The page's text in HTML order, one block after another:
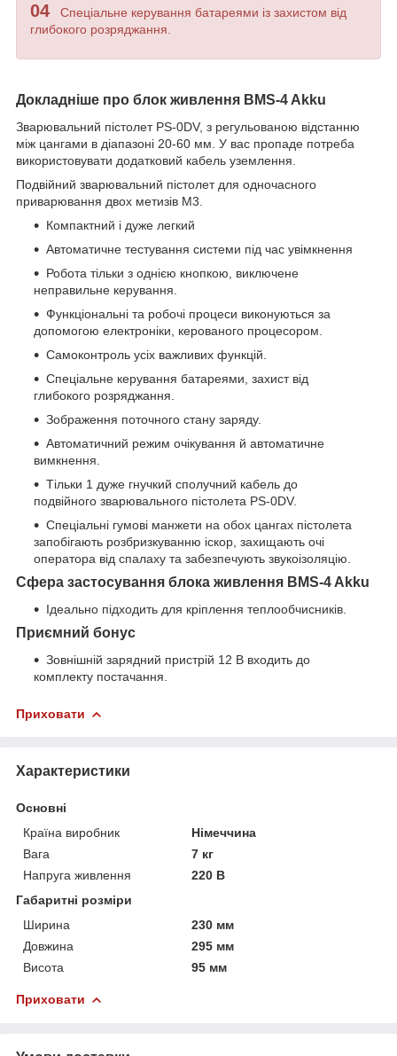
04
Спеціальне керування батареями із захистом від
глибокого розряджання.
Докладніше про блок живлення BMS-4 Akku
Зварювальний пістолет PS-0DV, з регульованою відстанню
між цангами в діапазоні 20-60 мм. У вас пропаде потреба
використовувати додатковий кабель уземлення.
Подвійний зварювальний пістолет для одночасного
приварювання двох метизів М3.
Компактний і дуже легкий
Автоматичне тестування системи під час увімкнення
Робота тільки з однією кнопкою, виключене
неправильне керування.
Функціональні та робочі процеси виконуються за
допомогою електроніки, керованого процесором.
Самоконтроль усіх важливих функцій.
Спеціальне керування батареями, захист від
глибокого розряджання.
Зображення поточного стану заряду.
Автоматичний режим очікування й автоматичне
вимкнення.
Тільки 1 дуже гнучкий сполучний кабель до
подвійного зварювального пістолета PS-0DV.
Спеціальні гумові манжети на обох цангах пістолета
запобігають розбризкуванню іскор, захищають очі
оператора від спалаху та забезпечують звукоізоляцію.
Сфера застосування блока живлення BMS-4 Akku
Ідеально підходить для кріплення теплообчисників.
Приємний бонус
Зовнішній зарядний пристрій 12 В входить до
комплекту постачання.
Приховати
Характеристики
Основні
Країна виробник
Німеччина
Вага
7 кг
Напруга живлення
220 В
Габаритні розміри
Ширина
230 мм
Довжина
295 мм
Висота
95 мм
Приховати